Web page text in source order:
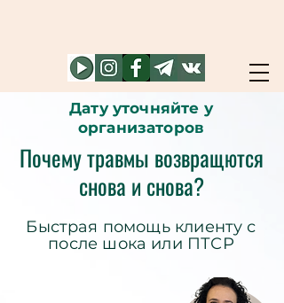
Дату уточняйте у
организаторов
Почему травмы возвращются
снова и снова?
Быстрая помощь клиенту с
после шока или ПТСР